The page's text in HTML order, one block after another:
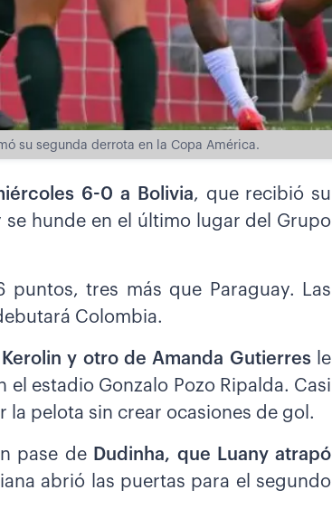
su segunda derrota en la Copa América.
6-0 a Bolivia, que recibió su
hunde en el último lugar del Grupo
puntos, tres más que Paraguay. Las
Colombia.
y otro de Amanda Gutierresle
estadio Gonzalo Pozo Ripalda. Casi
la pelota sin crear ocasiones de gol.
pase de Dudinha, que Luany atrapó
abrió las puertas para el segundo